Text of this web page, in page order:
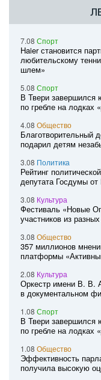
7.08 Спорт
Haier становится
любительскому
шлем»
5.08 Спорт
В Твери завершился
по гребле на лодках
4.08 Общество
Благотворительный
подарил детям
3.08 Политика
Рейтинг
депутата Госдумы
3.08 Культура
Фестиваль «Новые
участников из
3.08 Общество
357 миллионов
платформы
2.08 Культура
Оркестр имени В. В.
в документальном
1.08 Спорт
В Твери завершился
по гребле на лодках
1.08 Общество
Эффективность
получила высокую